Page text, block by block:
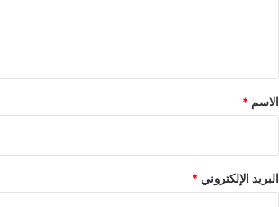
*
الاسم *
البريد الإلكتروني*